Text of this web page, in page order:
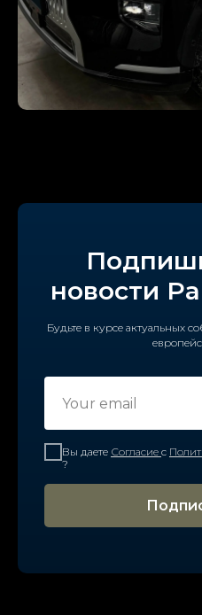
новости
Будьте в курсе актуальных
Вы даете Согласие с
?